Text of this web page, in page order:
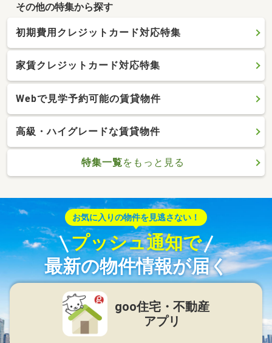
その他の特集から探す
初期費用クレジットカード対応特集
家賃クレジットカード対応特集
Webで見学予約可能の賃貸物件
高級・ハイグレードな賃貸物件
特集一覧をもっと見る
お気に入りの物件を見逃さない！
プッシュ通知で
最新の物件情報が届く
goo住宅・不動産
アプリ